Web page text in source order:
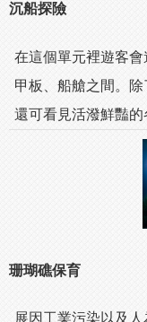
沉船探險
在這個單元裡遊客
甲板、船艙之間。
還可看見活潑鮮豔的
珊瑚礁保育
展因工業污染以及